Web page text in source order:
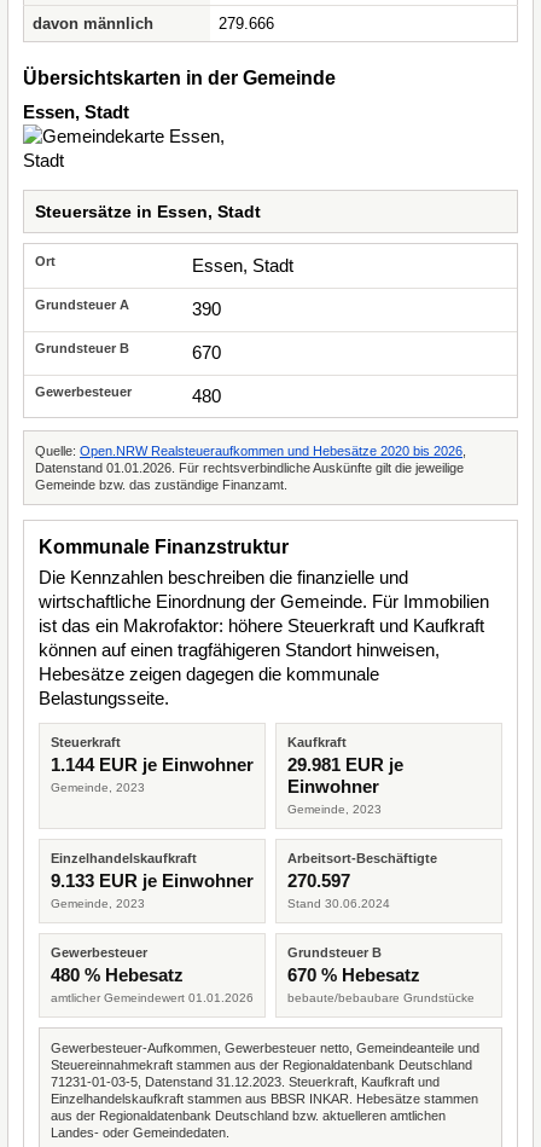
davon männlich
279.666
Übersichtskarten in der Gemeinde
Essen, Stadt
Steuersätze in Essen, Stadt
Essen, Stadt
390
670
480
Quelle: Open.NRW Realsteueraufkommen und Hebesätze 2020 bis 2026
Datenstand 01.01.2026. Für rechtsverbindliche Auskünfte gilt die jeweilige
Gemeinde bzw. das zuständige Finanzamt.
Kommunale Finanzstruktur
Die Kennzahlen beschreiben die finanzielle und
wirtschaftliche Einordnung der Gemeinde. Für Immobilien
ist das ein Makrofaktor: höhere Steuerkraft und Kaufkraft
können auf einen tragfähigeren Standort hinweisen,
Hebesätze zeigen dagegen die kommunale
Belastungsseite.
Steuerkraft
1.144 EUR je Einwohner
Gemeinde, 2023
Kaufkraft
29.981 EUR je
Einwohner
Gemeinde, 2023
Einzelhandelskaufkraft
9.133 EUR je Einwohner
Gemeinde, 2023
Arbeitsort-Beschäftigte
270.597
Stand 30.06.2024
Gewerbesteuer
480 % Hebesatz
amtlicher Gemeindewert 01.01.2026
Grundsteuer B
670 % Hebesatz
bebaute/bebaubare Grundstücke
Gewerbesteuer-Aufkommen, Gewerbesteuer netto, Gemeindeanteile und
Steuereinnahmekraft stammen aus der Regionaldatenbank Deutschland
71231-01-03-5, Datenstand 31.12.2023. Steuerkraft, Kaufkraft und
Einzelhandelskaufkraft stammen aus BBSR INKAR. Hebesätze stammen
aus der Regionaldatenbank Deutschland bzw. aktuelleren amtlichen
Landes- oder Gemeindedaten.